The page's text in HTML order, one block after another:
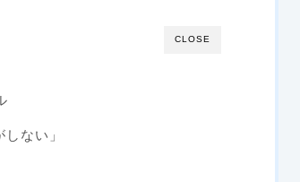
CLOSE
ない」